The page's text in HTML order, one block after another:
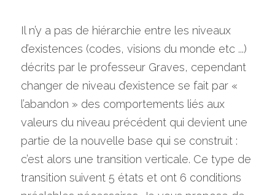
Il n’y a pas de hiérarchie entre les niveaux
d’existences (codes, visions du monde etc ...)
décrits par le professeur Graves, cependant
changer de niveau d’existence se fait par «
l’abandon » des comportements liés aux
valeurs du niveau précédent qui devient une
partie de la nouvelle base qui se construit :
c’est alors une transition verticale. Ce type de
transition suivent 5 états et ont 6 conditions